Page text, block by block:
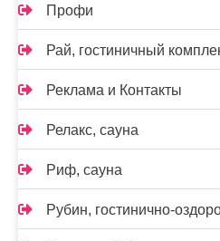
Профи
Рай, гостиничный
Реклама и Контакты
Релакс, сауна
Риф, сауна
Рубин, гостинично-